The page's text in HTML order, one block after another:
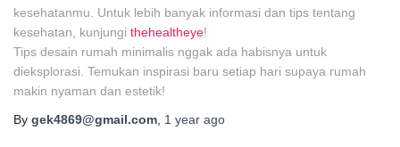
kesehatanmu. Untuk lebih banyak informasi dan tips tentang
kesehatan, kunjungi thehealtheye!
Tips desain rumah minimalis nggak ada habisnya untuk
dieksplorasi. Temukan inspirasi baru setiap hari supaya rumah
makin nyaman dan estetik!
By gek4869@gmail.com 1 year ago